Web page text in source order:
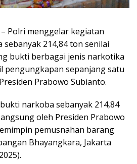
Polri menggelar kegiatan
214,84 ton senilai
bukti berbagai jenis narkotika
pengungkapan sepanjang satu
Prabowo Subianto.
narkoba sebanyak 214,84
oleh Presiden Prabowo
pemusnahan barang
Bhayangkara, Jakarta